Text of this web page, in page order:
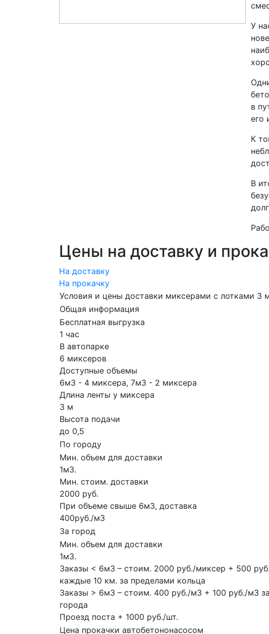
У
в
его
К
В
Цены на доставку и
На доставку
На прокачку
Условия и цены доставки миксерами с лотками 3
Общая информация
Бесплатная выгрузка
1 час
В автопарке
6 миксеров
Доступные объемы
6м3 - 4 миксера, 7м3 - 2 миксера
Длина ленты у миксера
3 м
Высота подачи
до 0,5
По городу
Мин. объем для доставки
1м3.
Мин. стоим. доставки
2000 руб.
При объеме свыше 6м3, доставка
400руб./м3
За город
Мин. объем для доставки
1м3.
Заказы < 6м3 – стоим. 2000 руб./миксер + 500
каждые 10 км. за пределами кольца
Заказы > 6м3 – стоим. 400 руб./м3 + 100 руб./м3
города
Проезд поста + 1000 руб./шт.
Цена прокачки автобетононасосом